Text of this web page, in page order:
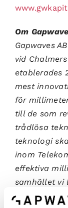
Om
Gapwaves
vid
etablerades
mest
för
till de som
trådlösa
teknologi
inom
effektiva
samhället vi
Gapwaves